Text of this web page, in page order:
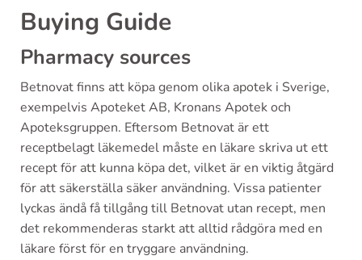
Buying Guide
Pharmacy sources
Betnovat finns att köpa genom olika apotek i Sverige,
exempelvis Apoteket AB, Kronans Apotek och
Apoteksgruppen. Eftersom Betnovat är ett
receptbelagt läkemedel måste en läkare skriva ut ett
recept för att kunna köpa det, vilket är en viktig åtgärd
för att säkerställa säker användning. Vissa patienter
lyckas ändå få tillgång till Betnovat utan recept, men
det rekommenderas starkt att alltid rådgöra med en
läkare först för en tryggare användning.